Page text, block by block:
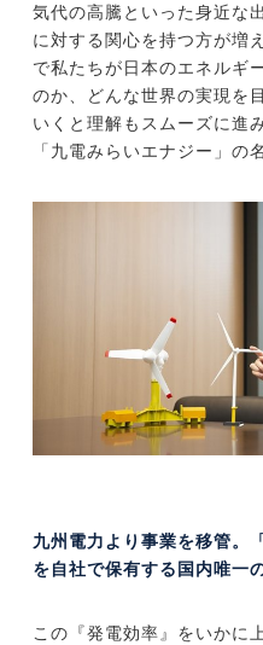
気代の高騰といった身近な
に対する関心を持つ方が増
で私たちが日本のエネルギ
のか、どんな世界の実現を
いくと理解もスムーズに進
「九電みらいエナジー」の
九州電力より事業を移管。
を自社で保有する国内唯一
この『発電効率』をいかに